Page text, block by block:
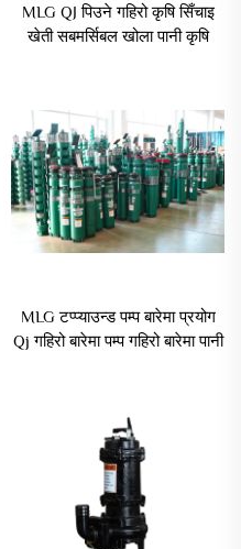
MLG QJ पिउने गहिरो कृषि सिँचाइ
खेती सबमर्सिबल खोला पानी कृषि
MLG टप्प्याउन्ड पम्प बारेमा प्रयोग
Qj गहिरो बारेमा पम्प गहिरो बारेमा पानी